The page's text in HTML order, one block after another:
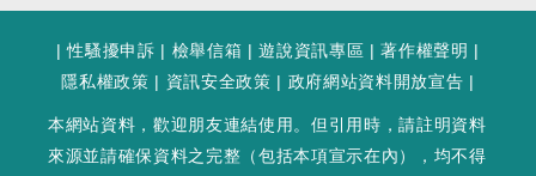
|性騷擾申訴 | 檢舉信箱 |遊說資訊專區 |著作權聲明 |
隱私權政策 | 資訊安全政策 | 政府網站資料開放宣告 |
本網站資料，歡迎朋友連結使用。但引用時，請註明資料
來源並請確保資料之完整（包括本項宣示在內），均不得